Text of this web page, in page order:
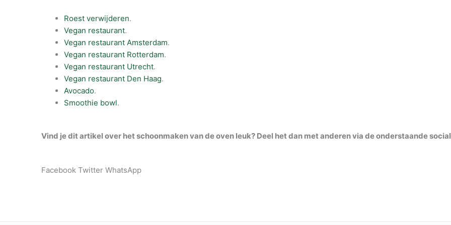
Roest verwijderen.
Vegan restaurant.
Vegan restaurant Amsterdam.
Vegan restaurant Rotterdam.
Vegan restaurant Utrecht.
Vegan restaurant Den Haag.
Avocado.
Smoothie bowl.
Vind je dit artikel over het schoonmaken van de oven leuk? Deel het dan met anderen via de onderstaande
Facebook Twitter WhatsApp